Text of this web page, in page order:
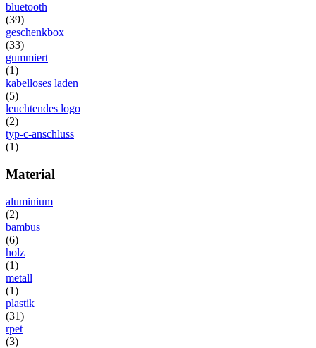
bluetooth
(39)
geschenkbox
(33)
gummiert
(1)
kabelloses laden
(5)
leuchtendes logo
(2)
typ-c-anschluss
(1)
Material
aluminium
(2)
bambus
(6)
holz
(1)
metall
(1)
plastik
(31)
rpet
(3)